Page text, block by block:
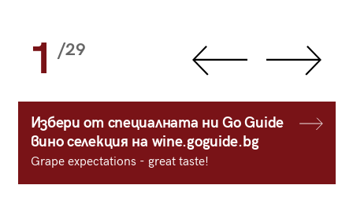
1 /29
Избери от специалната ни Go Guide
вино селекция на wine.goguide.bg
Grape expectations - great taste!